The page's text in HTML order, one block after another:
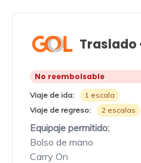
Traslado
No reembolsable
Viaje de ida:
1 escala
Viaje de regreso:
2 escalas
Equipaje permitido:
Bolso de mano
Carry On